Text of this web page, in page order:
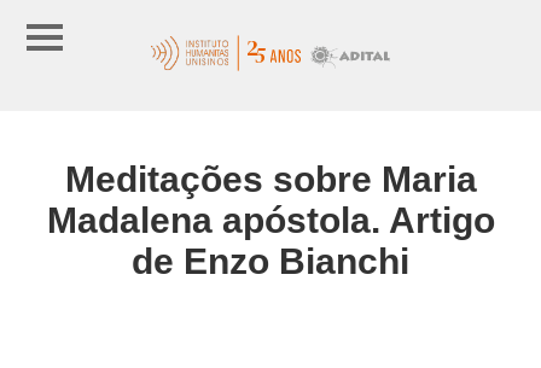
Meditações sobre Maria
Madalena apóstola. Artigo
de Enzo Bianchi